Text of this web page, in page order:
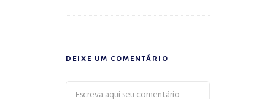
DEIXE UM COMENTÁRIO